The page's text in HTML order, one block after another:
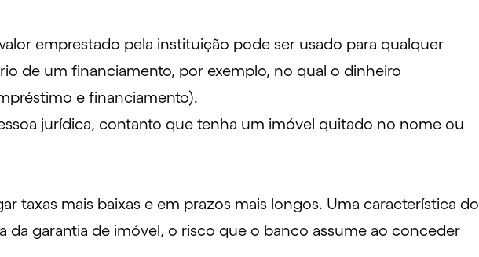
emprestado pela instituição pode ser usado para qualquer
de um financiamento, por exemplo, no qual o dinheiro
e financiamento).
jurídica, contanto que tenha um imóvel quitado no nome ou
taxas mais baixas e em prazos mais longos. Uma característica do
garantia de imóvel, o risco que o banco assume ao conceder